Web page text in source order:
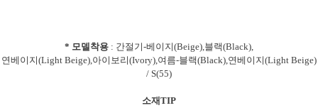
* 모델착용 : 간절기-베이지(Beige),블랙(Black),
연베이지(Light Beige),아이보리(Ivory),여름-블랙(Black),연베이지(Light Beige)
/ S(55)
소재TIP